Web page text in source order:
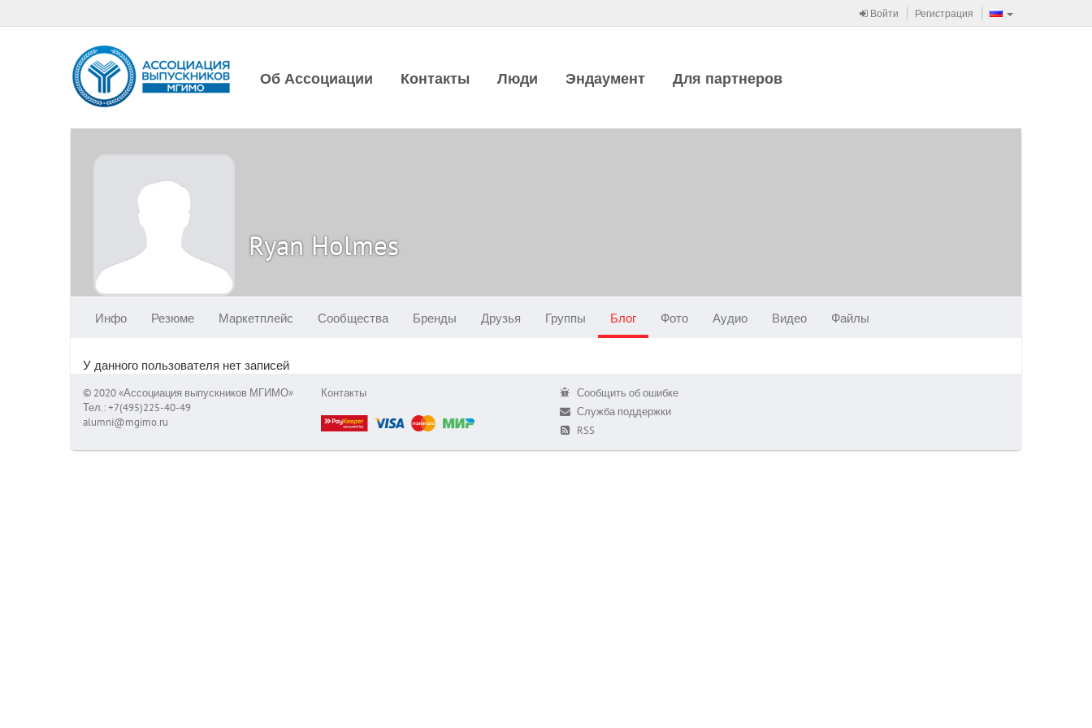
Войти Регистрация
Об Ассоциации Контакты Люди Эндаумент Для партнеров
Ryan Holmes
Инфо Резюме Маркетплейс Сообщества Бренды Друзья Группы Блог Фото Аудио Видео Файлы
У данного пользователя нет записей
© 2020 «Ассоциация выпускников МГИМО»
Тел.: +7(495)225-40-49
alumni@mgimo.ru
Контакты
Сообщить об ошибке
Служба поддержки
RSS